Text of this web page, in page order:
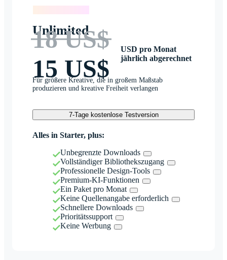
Unlimited
18 US$
15 US$
USD pro Monat
jährlich abgerechnet
Für größere Kreative, die in großem Maßstab
produzieren und kreative Freiheit verlangen
7-Tage kostenlose Testversion
Alles in Starter, plus:
Unbegrenzte Downloads
Vollständiger Bibliothekszugang
Professionelle Design-Tools
Premium-KI-Funktionen
Ein Paket pro Monat
Keine Quellenangabe erforderlich
Schnellere Downloads
Prioritätssupport
Keine Werbung